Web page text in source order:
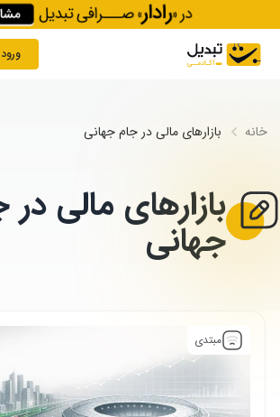
Skip to content
خانه بازارهای مالی در جام جهانی
بازارهای مالی در
جهانی
مبتدی